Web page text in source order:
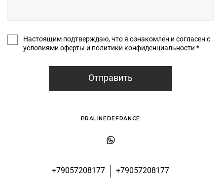
Настоящим подтверждаю, что я ознакомлен и согласен с
условиями оферты и политики конфиденциальности *
Отправить
+79057208177 +79057208177
PRALINEDEFRANCE